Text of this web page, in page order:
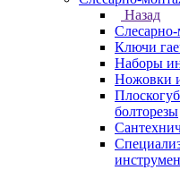
Назад
Ключи
Наборы
Ножовки
болторезы